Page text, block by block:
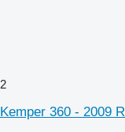
2
Kemper 360 - 2009